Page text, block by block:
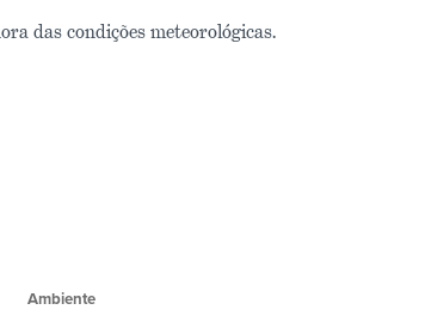
das condições meteorológicas.
Ambiente